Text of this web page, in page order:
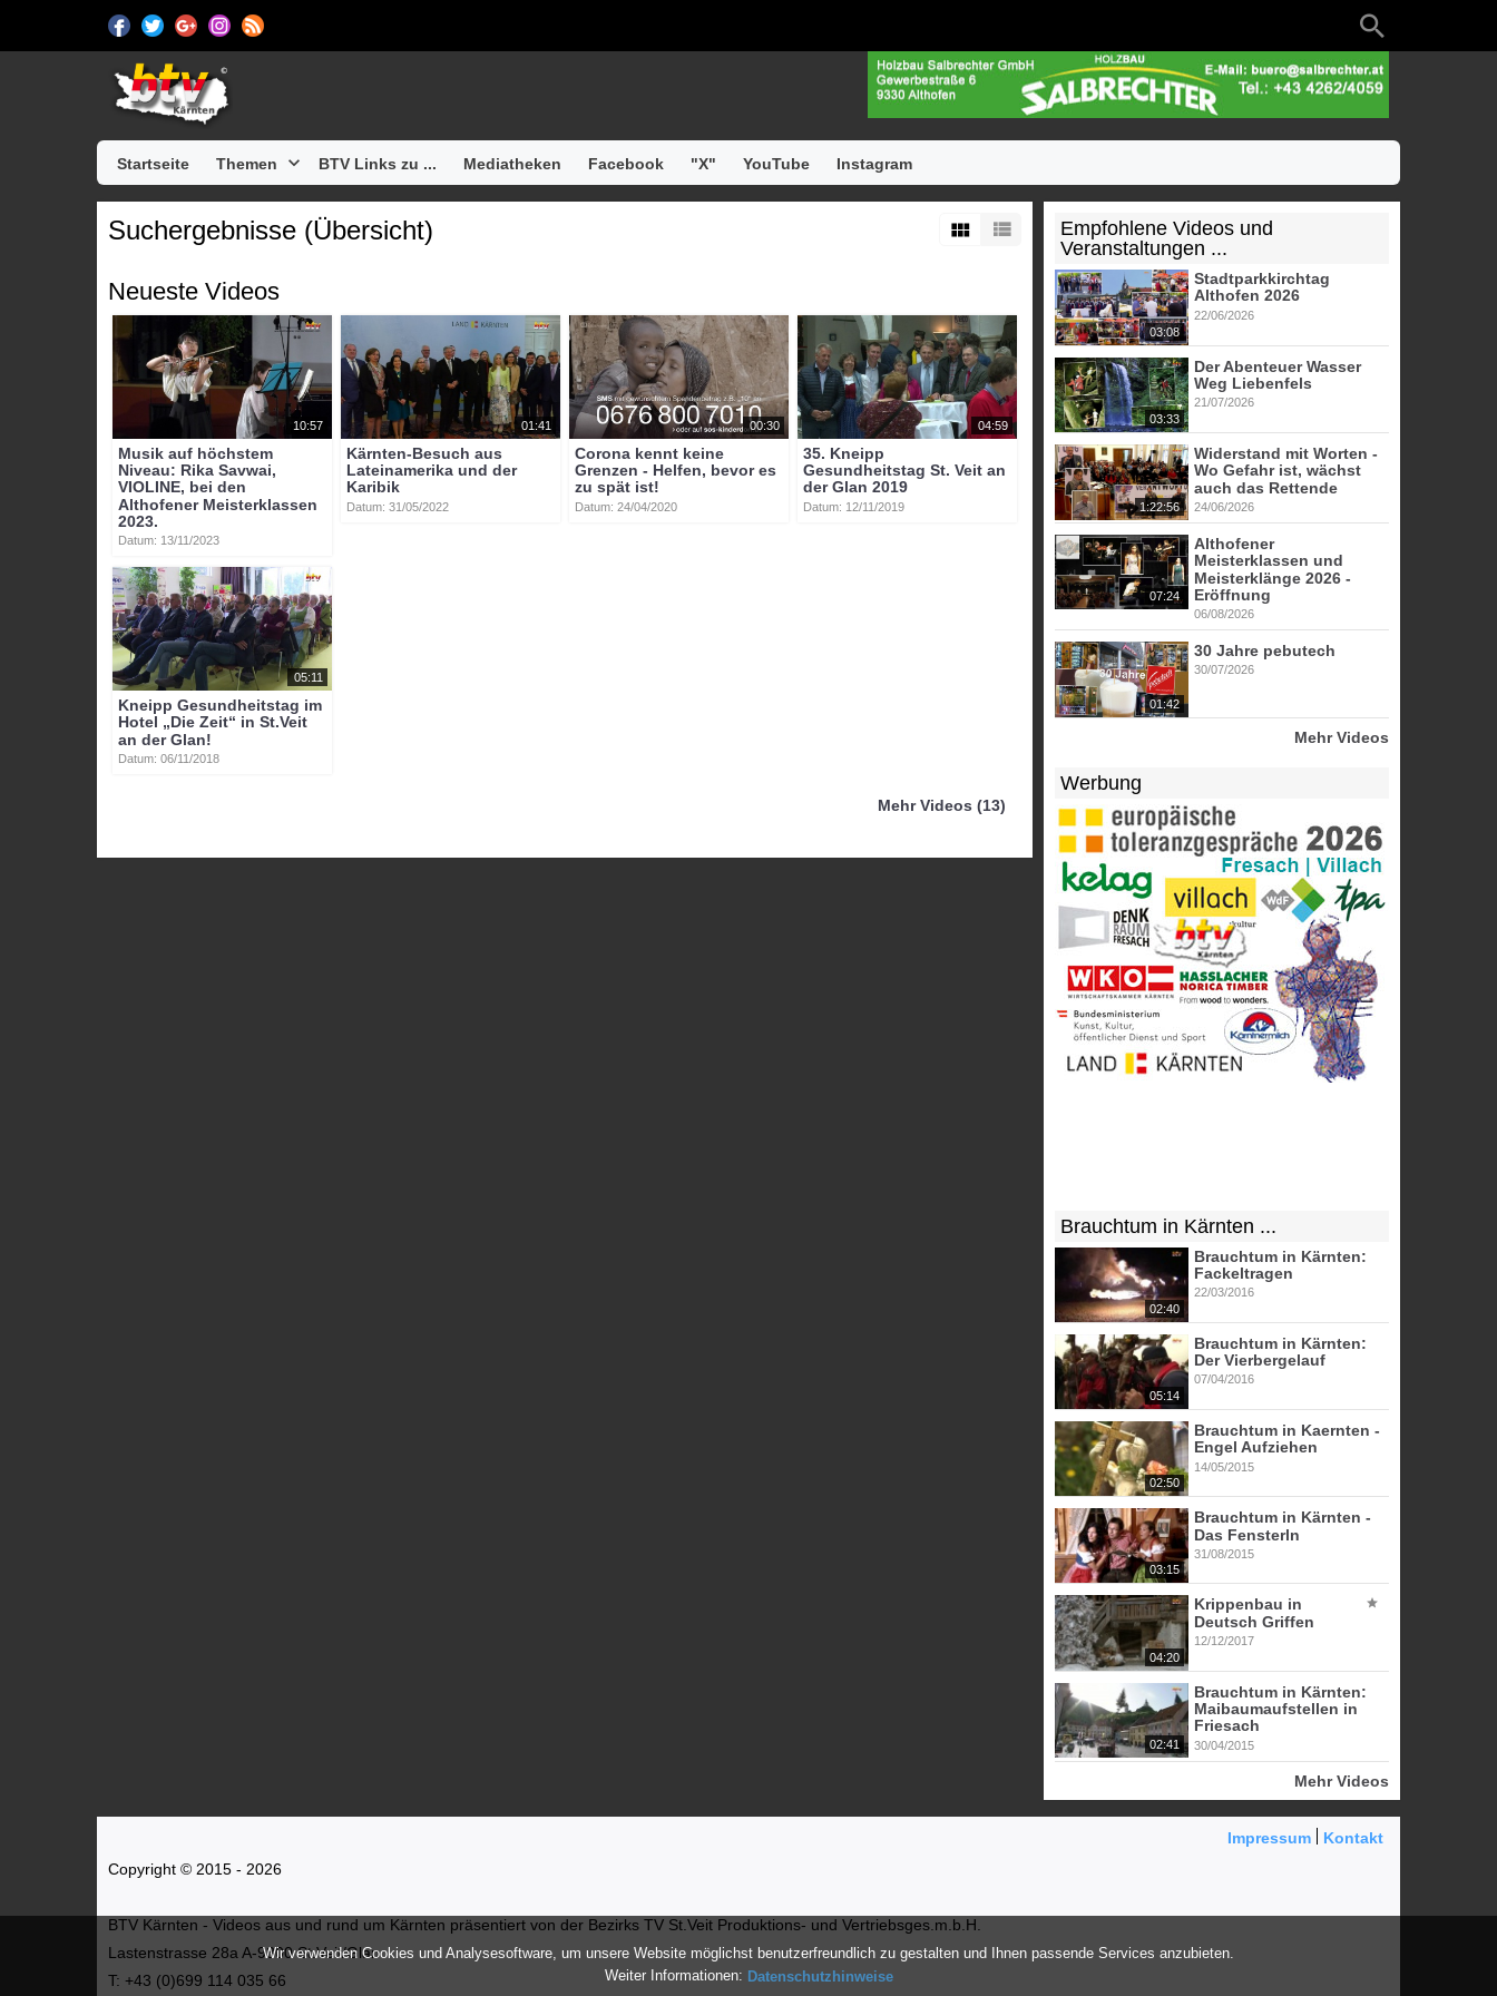
Wir verwenden Cookies und Analysesoftware, um unsere Website möglichst benutzerfreundlich zu gestalten und Ihnen passende Services anzubieten.
Weiter Informationen: Datenschutzhinweise
Startseite Themen BTV Links zu ... Mediatheken Facebook "X" YouTube Instagram
Suchergebnisse (Übersicht)
Neueste Videos
10:57
Musik auf höchstem
Niveau: Rika Savwai,
VIOLINE, bei den
Althofener Meisterklassen
2023.
Datum: 13/11/2023
01:41
Kärnten-Besuch aus
Lateinamerika und der
Karibik
Datum: 31/05/2022
00:30
Corona kennt keine
Grenzen - Helfen, bevor es
zu spät ist!
Datum: 24/04/2020
04:59
35. Kneipp
Gesundheitstag St. Veit an
der Glan 2019
Datum: 12/11/2019
05:11
Kneipp Gesundheitstag im
Hotel „Die Zeit“ in St.Veit
an der Glan!
Datum: 06/11/2018
Mehr Videos (13)
Empfohlene Videos und
Veranstaltungen ...
03:08
Stadtparkkirchtag
Althofen 2026
22/06/2026
03:33
Der Abenteuer Wasser
Weg Liebenfels
21/07/2026
1:22:56
Widerstand mit Worten -
Wo Gefahr ist, wächst
auch das Rettende
24/06/2026
07:24
Althofener
Meisterklassen und
Meisterklänge 2026 -
Eröffnung
06/08/2026
01:42
30 Jahre pebutech
30/07/2026
Mehr Videos
Werbung
Brauchtum in Kärnten ...
02:40
Brauchtum in Kärnten:
Fackeltragen
22/03/2016
05:14
Brauchtum in Kärnten:
Der Vierbergelauf
07/04/2016
02:50
Brauchtum in Kaernten -
Engel Aufziehen
14/05/2015
03:15
Brauchtum in Kärnten -
Das Fensterln
31/08/2015
04:20
Krippenbau in
Deutsch Griffen
12/12/2017
02:41
Brauchtum in Kärnten:
Maibaumaufstellen in
Friesach
30/04/2015
Mehr Videos
Impressum
Kontakt
Copyright © 2015 - 2026
BTV Kärnten - Videos aus und rund um Kärnten präsentiert von der Bezirks TV St.Veit Produktions- und Vertriebsges.m.b.H.
Lastenstrasse 28a A-9300 St.Veit/Glan
T: +43 (0)699 114 035 66